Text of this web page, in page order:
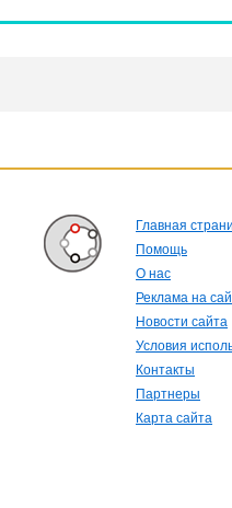
Главная
Помощь
О нас
Реклама на
Новости сайта
Условия
Контакты
Партнеры
Карта сайта